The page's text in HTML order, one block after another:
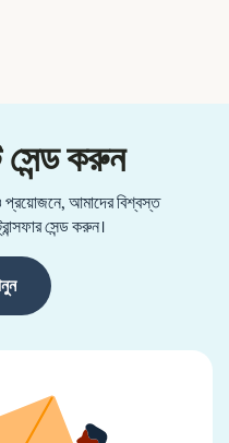
সেন্ড করুন
আমাদের বিশ্বস্ত
সেন্ড করুন।